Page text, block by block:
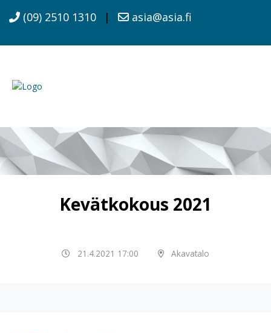
(09) 2510 1310 | asia@asia.fi
Kevätkokous 2021
21.4.2021 17:00 Akavatalo